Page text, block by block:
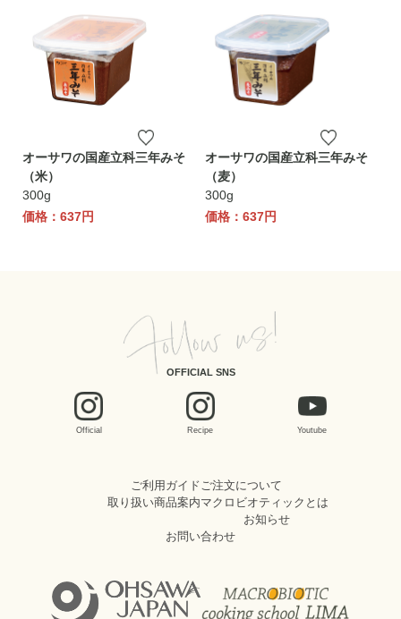
オーサワの国産立科三年みそ
（米）
300g
価格：637円
オーサワの国産立科三年みそ
（麦）
300g
価格：637円
OFFICIAL SNS
Official Recipe Youtube
ご利用ガイドご注文について
取り扱い商品案内マクロビオティックとは
お知らせ
お問い合わせ